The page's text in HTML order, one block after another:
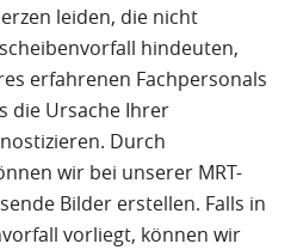
leiden, die nicht
hindeuten,
erfahrenen Fachpersonals
die Ursache Ihrer
Durch
wir bei unserer MRT-
Bilder erstellen. Falls in
vorliegt, können wir